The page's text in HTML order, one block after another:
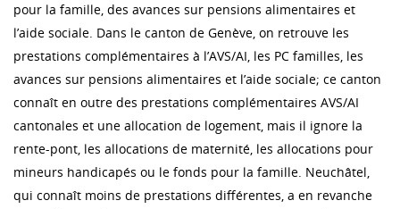
pour la famille, des avances sur pensions alimentaires et
l’aide sociale. Dans le canton de Genève, on retrouve les
prestations complémentaires à l’AVS/AI, les PC familles, les
avances sur pensions alimentaires et l’aide sociale; ce canton
connaît en outre des prestations complémentaires AVS/AI
cantonales et une allocation de logement, mais il ignore la
rente-pont, les allocations de maternité, les allocations pour
mineurs handicapés ou le fonds pour la famille. Neuchâtel,
qui connaît moins de prestations différentes, a en revanche